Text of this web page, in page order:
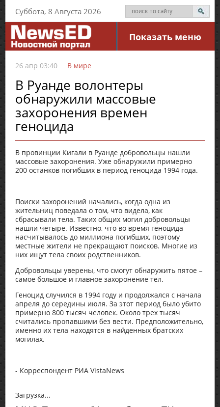
Суббота, 8 Августа 2026
Показать меню
26 апр 03:40 В мире
В Руанде волонтеры
обнаружили массовые
захоронения времен
геноцида
В провинции Кигали в Руанде добровольцы нашли
массовые захоронения. Уже обнаружили примерно
200 останков погибших в период геноцида 1994 года.
Поиски захоронений начались, когда одна из
жительниц поведала о том, что видела, как
сбрасывали тела. Таких общих могил добровольцы
нашли четыре. Известно, что во время геноцида
насчитывалось до миллиона погибших, поэтому
местные жители не прекращают поисков. Многие из
них ищут тела своих родственников.
Добровольцы уверены, что смогут обнаружить пятое –
самое большое и главное захоронение тел.
Геноцид случился в 1994 году и продолжался с начала
апреля до середины июля. За этот период было убито
примерно 800 тысяч человек. Около трех тысяч
считались пропавшими без вести. Предположительно,
именно их тела находятся в найденных братских
могилах.
- Корреспондент РИА VistaNews
Загрузка...